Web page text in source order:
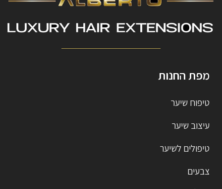
מפת החנות
טיפוח שיער
עיצוב שיער
טיפולים לשיער
צבעים